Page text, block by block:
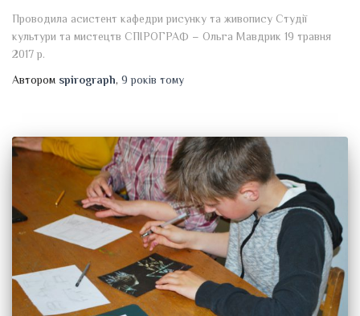
Проводила асистент кафедри рисунку та живопису Студії
культури та мистецтв СПІРОГРАФ – Ольга Мавдрик 19 травня
2017 р.
Автором spirograph, 9 років тому